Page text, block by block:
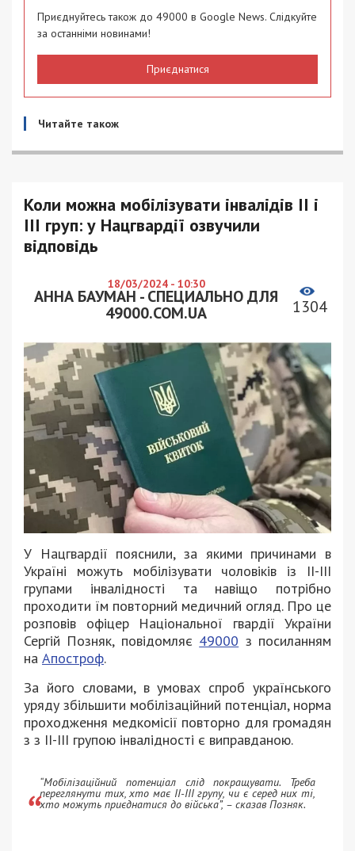
Приєднуйтесь також до 49000 в Google News. Слідкуйте
за останніми новинами!
Приєднатися
Читайте також
Коли можна мобілізувати інвалідів II і
III груп: у Нацгвардії озвучили
відповідь
18/03/2024 - 10:30
АННА БАУМАН - СПЕЦИАЛЬНО ДЛЯ
49000.COM.UA
1304
У Нацгвардії пояснили, за якими причинами в
Україні можуть мобілізувати чоловіків із II-III
групами інвалідності та навіщо потрібно
проходити їм повторний медичний огляд. Про це
розповів офіцер Національної гвардії України
Сергій Позняк, повідомляє 49000 з посиланням
на Апостроф.
За його словами, в умовах спроб українського
уряду збільшити мобілізаційний потенціал, норма
проходження медкомісії повторно для громадян
з з II-III групою інвалідності є виправданою.
“Мобілізаційний потенціал слід покращувати. Треба
переглянути тих, хто має ІІ-ІІІ групу, чи є серед них ті,
хто можуть приєднатися до війська”, – сказав Позняк.